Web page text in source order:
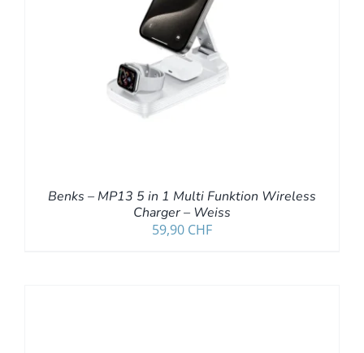
Benks – MP13 5 in 1 Multi Funktion Wireless
Charger – Weiss
59,90 CHF